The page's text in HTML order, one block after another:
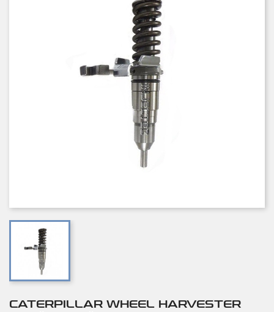
CATERPILLAR WHEEL HARVESTER